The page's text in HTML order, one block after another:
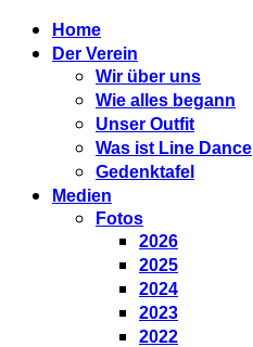
Home
Der Verein
Wir über uns
Wie alles begann
Unser Outfit
Was ist Line Dance
Gedenktafel
Medien
Fotos
2026
2025
2024
2023
2022